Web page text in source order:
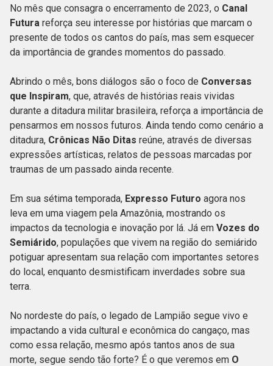
No mês que consagra o encerramento de 2023, o Canal
Futura reforça seu interesse por histórias que marcam o
presente de todos os cantos do país, mas sem esquecer
da importância de grandes momentos do passado.
Abrindo o mês, bons diálogos são o foco de Conversas
que Inspiram, que, através de histórias reais vividas
durante a ditadura militar brasileira, reforça a importância de
pensarmos em nossos futuros. Ainda tendo como cenário a
ditadura, Crônicas Não Ditas reúne, através de diversas
expressões artísticas, relatos de pessoas marcadas por
traumas de um passado ainda recente.
Em sua sétima temporada, Expresso Futuro agora nos
leva em uma viagem pela Amazônia, mostrando os
impactos da tecnologia e inovação por lá. Já em Vozes do
Semiárido, populações que vivem na região do semiárido
potiguar apresentam sua relação com importantes setores
do local, enquanto desmistificam inverdades sobre sua
terra.
No nordeste do país, o legado de Lampião segue vivo e
impactando a vida cultural e econômica do cangaço, mas
como essa relação, mesmo após tantos anos de sua
morte, segue sendo tão forte? É o que veremos em O